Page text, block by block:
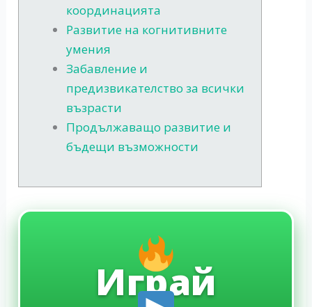
координацията
Развитие на когнитивните
умения
Забавление и
предизвикателство за всички
възрасти
Продължаващо развитие и
бъдещи възможности
Играй